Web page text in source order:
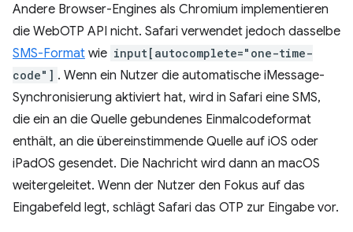
Andere Browser-Engines als Chromium implementieren
die WebOTP API nicht. Safari verwendet jedoch dasselbe
SMS-Format wie input[autocomplete="one-time-
code"] . Wenn ein Nutzer die automatische iMessage-
Synchronisierung aktiviert hat, wird in Safari eine SMS,
die ein an die Quelle gebundenes Einmalcodeformat
enthält, an die übereinstimmende Quelle auf iOS oder
iPadOS gesendet. Die Nachricht wird dann an macOS
weitergeleitet. Wenn der Nutzer den Fokus auf das
Eingabefeld legt, schlägt Safari das OTP zur Eingabe vor.